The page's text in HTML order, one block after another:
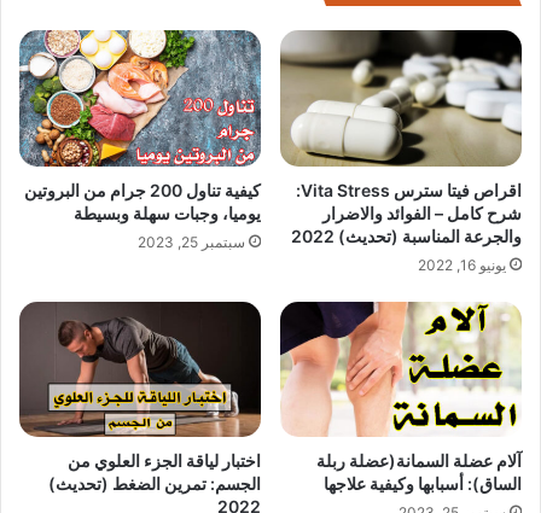
اقراص فيتا سترس Vita Stress:
شرح كامل – الفوائد والاضرار
والجرعة المناسبة (تحديث) 2022
يونيو 16, 2022
كيفية تناول 200 جرام من البروتين
يوميا، وجبات سهلة وبسيطة
سبتمبر 25, 2023
آلام عضلة السمانة(عضلة ربلة
الساق): أسبابها وكيفية علاجها
اختبار لياقة الجزء العلوي من
الجسم: تمرين الضغط (تحديث)
2022